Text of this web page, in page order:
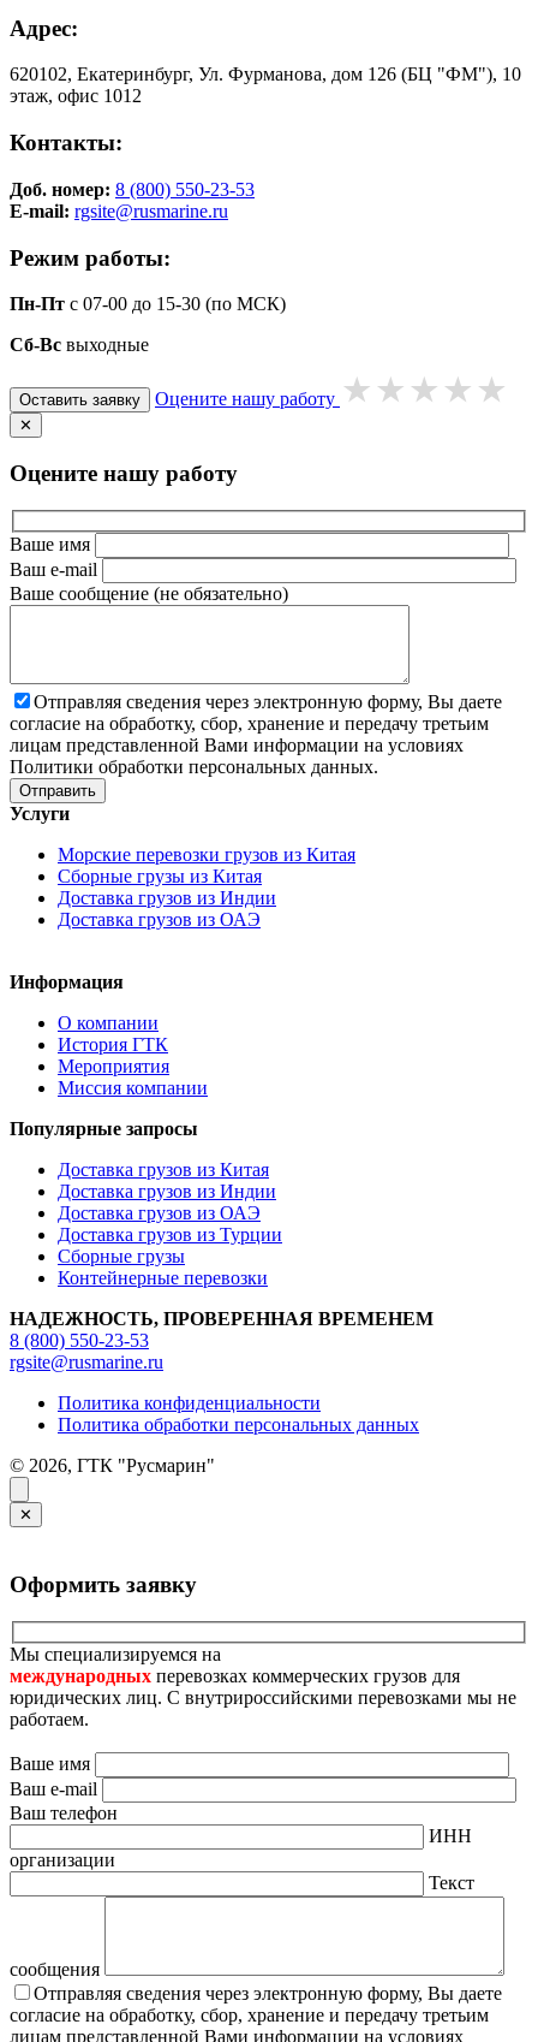
Адрес:
620102, Екатеринбург, Ул. Фурманова, дом 126 (БЦ "ФМ"), 10
этаж, офис 1012
Контакты:
Доб. номер: 8 (800) 550-23-53
E-mail: rgsite@rusmarine.ru
Режим работы:
Пн-Пт с 07-00 до 15-30 (по МСК)
Сб-Вс выходные
Оставить заявку Оцените нашу работу
✕
Оцените нашу работу
Ваше имя
Ваш e-mail
Ваше сообщение (не обязательно)
Отправляя сведения через электронную форму, Вы даете
согласие на обработку, сбор, хранение и передачу третьим
лицам представленной Вами информации на условиях
Политики обработки персональных данных.
Услуги
Морские перевозки грузов из Китая
Сборные грузы из Китая
Доставка грузов из Индии
Доставка грузов из ОАЭ
Информация
О компании
История ГТК
Мероприятия
Миссия компании
Популярные запросы
Доставка грузов из Китая
Доставка грузов из Индии
Доставка грузов из ОАЭ
Доставка грузов из Турции
Сборные грузы
Контейнерные перевозки
НАДЕЖНОСТЬ, ПРОВЕРЕННАЯ ВРЕМЕНЕМ
8 (800) 550-23-53
rgsite@rusmarine.ru
Политика конфиденциальности
Политика обработки персональных данных
© 2026, ГТК "Русмарин"
✕
Оформить заявку
Мы специализируемся на
международных перевозках коммерческих грузов для
юридических лиц. С внутрироссийскими перевозками мы не
работаем.
Ваше имя
Ваш e-mail
Ваш телефон
ИНН
организации
Текст
сообщения
Отправляя сведения через электронную форму, Вы даете
согласие на обработку, сбор, хранение и передачу третьим
лицам представленной Вами информации на условиях